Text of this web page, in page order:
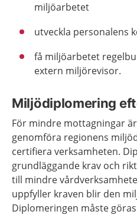
miljöarbetet
utveckla personalens
få miljöarbetet
extern miljörevisor.
Miljödiplomering
För mindre mottagningar
genomföra regionens
certifiera verksamheten.
grundläggande krav och
till mindre
uppfyller kraven blir den
Diplomeringen måste